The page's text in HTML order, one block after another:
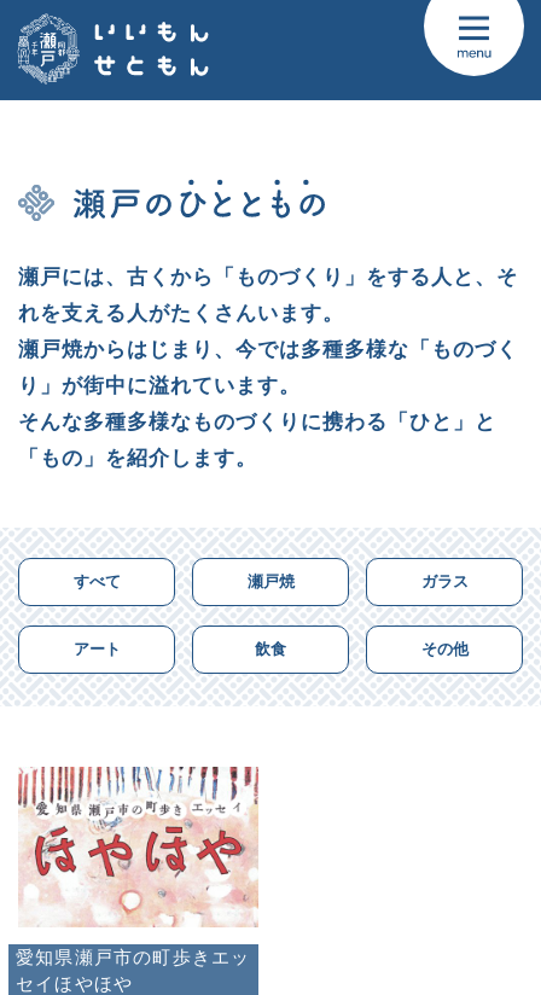
瀬戸には、古くから「ものづくり」をする人と、そ
れを支える人がたくさんいます。
瀬戸焼からはじまり、今では多種多様な「ものづく
り」が街中に溢れています。
そんな多種多様なものづくりに携わる「ひと」と
「もの」を紹介します。
すべて 瀬戸焼 ガラス
アート 飲食 その他
愛知県瀬戸市の町歩きエッ
セイほやほや